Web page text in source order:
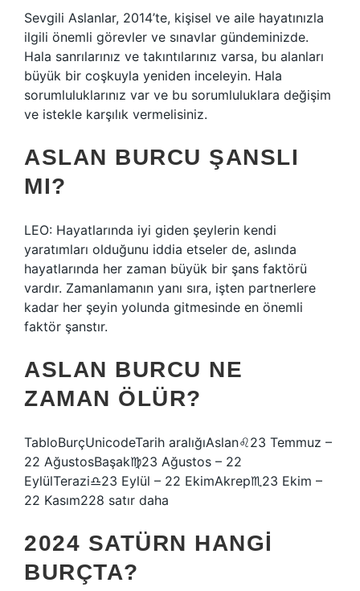
Sevgili Aslanlar, 2014’te, kişisel ve aile hayatınızla
ilgili önemli görevler ve sınavlar gündeminizde.
Hala sanrılarınız ve takıntılarınız varsa, bu alanları
büyük bir coşkuyla yeniden inceleyin. Hala
sorumluluklarınız var ve bu sorumluluklara değişim
ve istekle karşılık vermelisiniz.
ASLAN BURCU ŞANSLI
MI?
LEO: Hayatlarında iyi giden şeylerin kendi
yaratımları olduğunu iddia etseler de, aslında
hayatlarında her zaman büyük bir şans faktörü
vardır. Zamanlamanın yanı sıra, işten partnerlere
kadar her şeyin yolunda gitmesinde en önemli
faktör şanstır.
ASLAN BURCU NE
ZAMAN ÖLÜR?
TabloBurçUnicodeTarih aralığıAslan♌︎23 Temmuz –
22 AğustosBaşak♍︎23 Ağustos – 22
EylülTerazi♎︎23 Eylül – 22 EkimAkrep♏︎23 Ekim –
22 Kasım228 satır daha
2024 SATÜRN HANGI
BURÇTA?